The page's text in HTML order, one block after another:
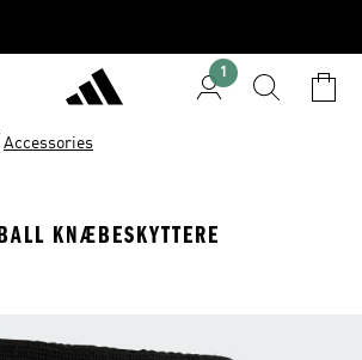
1
Accessories
KNÆBESKYTTERE